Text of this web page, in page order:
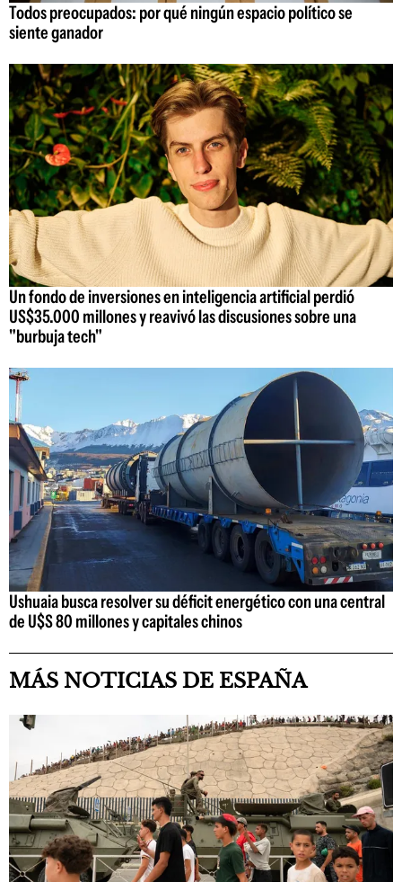
Todos preocupados: por qué ningún espacio político se
siente ganador
Un fondo de inversiones en inteligencia artificial perdió
US$35.000 millones y reavivó las discusiones sobre una
"burbuja tech"
Ushuaia busca resolver su déficit energético con una central
de U$S 80 millones y capitales chinos
MÁS NOTICIAS DE ESPAÑA